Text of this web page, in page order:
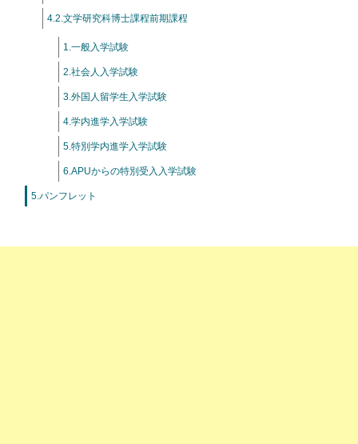
4.2.文学研究科博士課程前期課程
1.一般入学試験
2.社会人入学試験
3.外国人留学生入学試験
4.学内進学入学試験
5.特別学内進学入学試験
6.APUからの特別受入入学試験
5.パンフレット